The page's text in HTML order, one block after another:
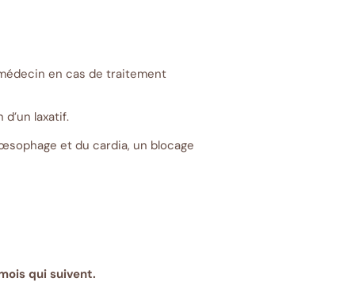
en cas de traitement
laxatif.
et du cardia, un blocage
qui suivent.